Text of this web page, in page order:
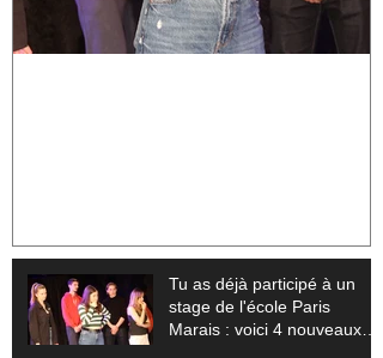
ton talent (+ tes vidéos offertes)
Tu as déjà participé à un
stage de l'école Paris
Marais : voici 4 nouveaux